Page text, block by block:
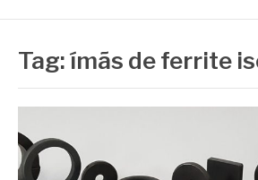
Tag:ímãs de ferrite